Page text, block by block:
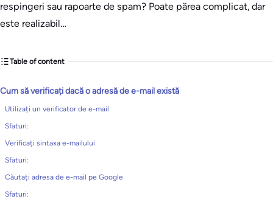
respingeri sau rapoarte de spam? Poate părea complicat, dar
este realizabil…
Table of content
Cum să verificați dacă o adresă de e-mail există
Utilizați un verificator de e-mail
Sfaturi:
Verificați sintaxa e-mailului
Sfaturi:
Căutați adresa de e-mail pe Google
Sfaturi: